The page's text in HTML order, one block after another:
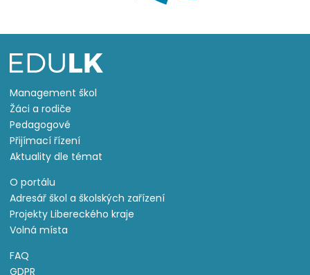
Management škol
Žáci a rodiče
Pedagogové
Přijímací řízení
Aktuality dle témat
O portálu
Adresář škol a školských zařízení
Projekty Libereckého kraje
Volná místa
FAQ
GDPR